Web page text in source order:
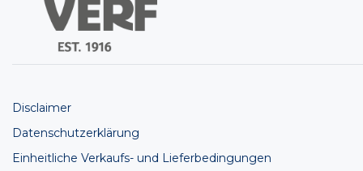
Disclaimer
Datenschutzerklärung
Einheitliche Verkaufs- und Lieferbedingungen